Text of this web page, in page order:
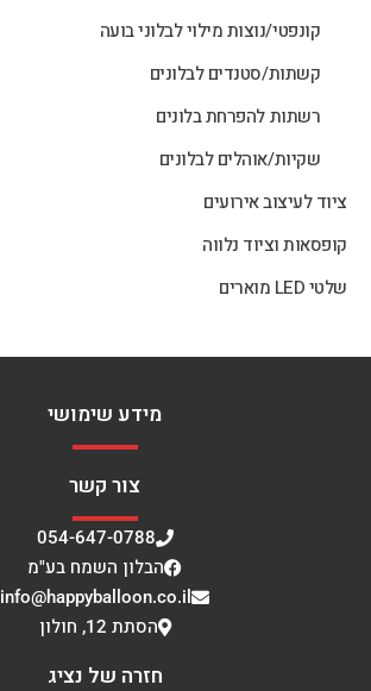
קונפטי/נוצות מילוי לבלוני בועה
קשתות/סטנדים לבלונים
רשתות להפרחת בלונים
שקיות/אוהלים לבלונים
ציוד לעיצוב אירועים
קופסאות וציוד נלווה
שלטי LED מוארים
מידע שימושי
צור קשר
054-647-0788
הבלון השמח בע"מ
info@happyballoon.co.il
הסתת 12, חולון
חזרה של נציג